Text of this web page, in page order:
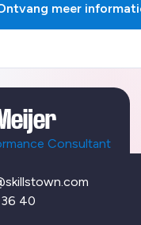
meer
Consultant
36 40